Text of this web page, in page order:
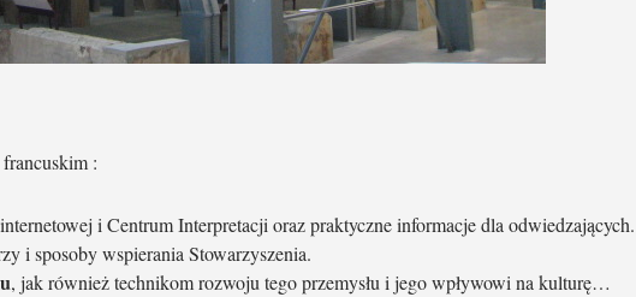
:
i Centrum Interpretacji oraz praktyczne informacje dla odwiedzających.
i sposoby wspierania Stowarzyszenia.
, jak również technikom rozwoju tego przemysłu i jego wpływowi na kulturę…